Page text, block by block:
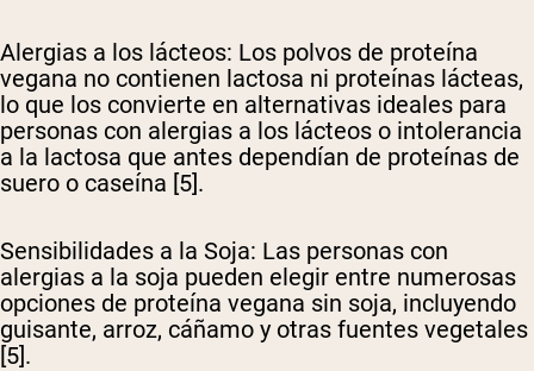
Alergias a los lácteos: Los polvos de proteína
vegana no contienen lactosa ni proteínas lácteas,
lo que los convierte en alternativas ideales para
personas con alergias a los lácteos o intolerancia
a la lactosa que antes dependían de proteínas de
suero o caseína [5].
Sensibilidades a la Soja: Las personas con
alergias a la soja pueden elegir entre numerosas
opciones de proteína vegana sin soja, incluyendo
guisante, arroz, cáñamo y otras fuentes vegetales
[5].